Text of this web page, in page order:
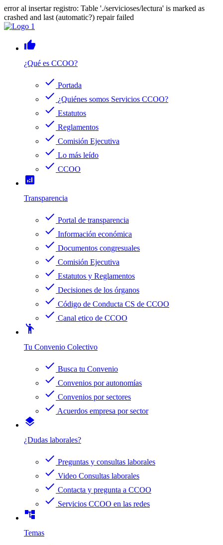
error al insertar registro: Table './servicioses/lectura' is marked as
crashed and last (automatic?) repair failed
thumb_up
¿Qué es CCOO?
check Portada
check ¿Quiénes somos Servicios CCOO?
check Estatutos
check Reglamentos
check Comisión Ejecutiva
check Lo más leído
check CCOO
analytics
Transparencia
check Portal de transparencia
check Información económica
check Documentos congresuales
check Comisión Ejecutiva
check Estatutos y Reglamentos
check Decisiones de los órganos
check Código de Conducta CS de CCOO
check Canal etico de CCOO
emoji_people
Tu Convenio Colectivo
check Busca tu Convenio
check Convenios por autonomías
check Convenios por sectores
check Acuerdos empresa por sector
layers
¿Dudas laborales?
check Preguntas y consultas laborales
check Video Consultas laborales
check Contacta y pregunta a CCOO
check Servicios CCOO en las redes
account_tree
Temas